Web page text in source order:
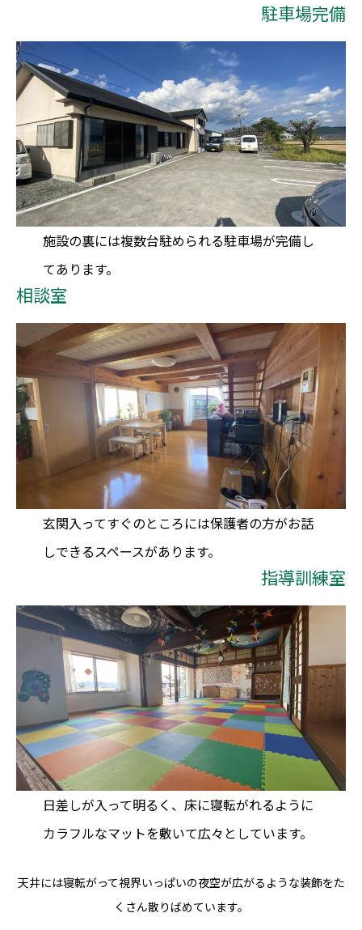
駐車場完備
施設の裏には複数台駐められる駐車場が完備し
てあります。
相談室
玄関入ってすぐのところには保護者の方がお話
しできるスペースがあります。
指導訓練室
日差しが入って明るく、床に寝転がれるように
カラフルなマットを敷いて広々としています。
天井には寝転がって視界いっぱいの夜空が広がるような装飾をた
くさん散りばめています。